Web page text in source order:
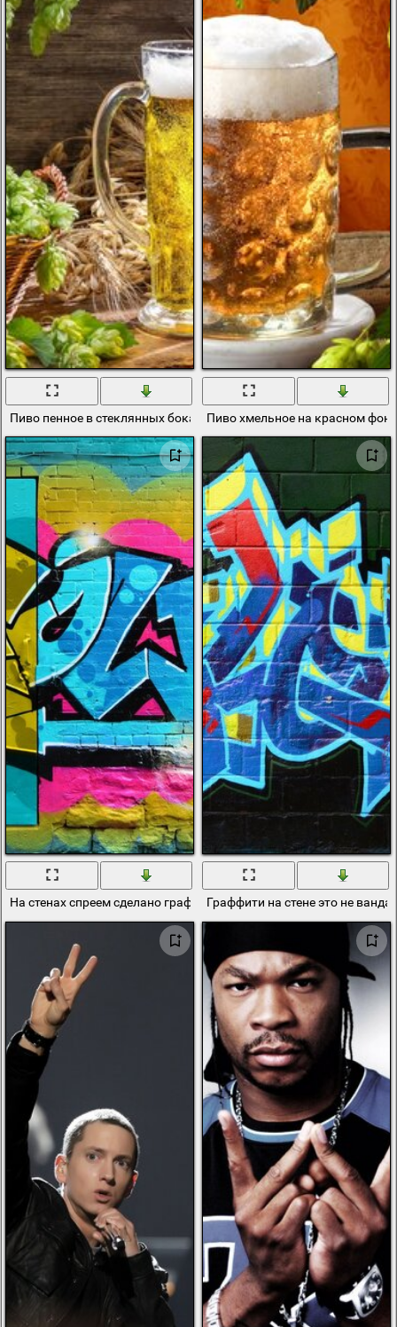
Пиво пенное в стеклянных бокалах на фоне хмеля и пшеницы
Пиво хмельное на красном
На стенах спреем сделано граффитиГраффити на стене это не